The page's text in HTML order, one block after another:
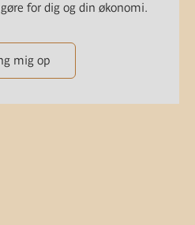
for dig og din økonomi.
mig op